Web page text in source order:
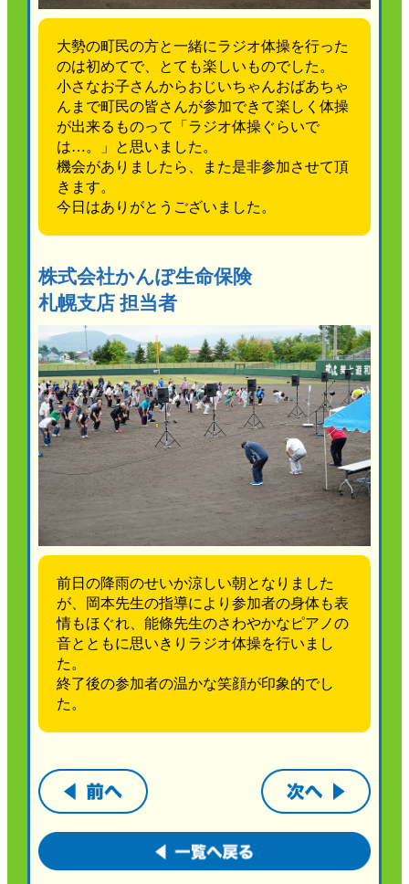
大勢の町民の方と一緒にラジオ体操を行った
のは初めてで、とても楽しいものでした。
小さなお子さんからおじいちゃんおばあちゃ
んまで町民の皆さんが参加できて楽しく体操
が出来るものって「ラジオ体操ぐらいで
は…。」と思いました。
機会がありましたら、また是非参加させて頂
きます。
今日はありがとうございました。
株式会社かんぽ生命保険
札幌支店 担当者
前日の降雨のせいか涼しい朝となりました
が、岡本先生の指導により参加者の身体も表
情もほぐれ、能條先生のさわやかなピアノの
音とともに思いきりラジオ体操を行いまし
た。
終了後の参加者の温かな笑顔が印象的でし
た。